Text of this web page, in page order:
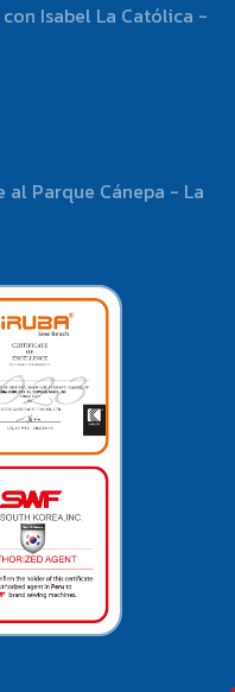
Isabel La Católica -
al Parque Cánepa - La